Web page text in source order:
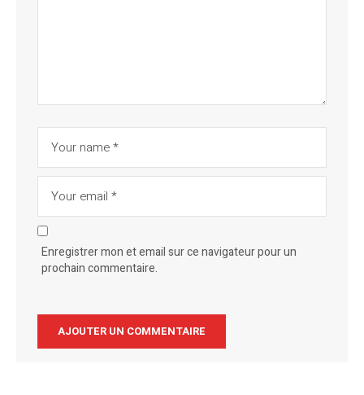
Enregistrer mon et email sur ce navigateur pour un
prochain commentaire.